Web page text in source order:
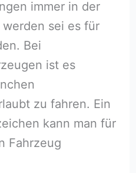
immer in der
sei es für
Bei
ist es
zu fahren. Ein
kann man für
Fahrzeug